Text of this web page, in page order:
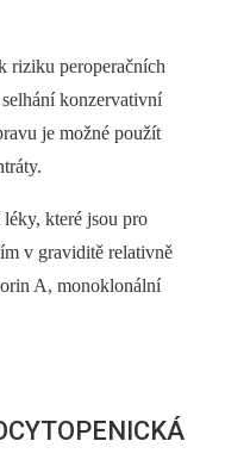
riziku peroperačních
konzervativní
je možné použít
které jsou pro
v graviditě relativně
A, monoklonální